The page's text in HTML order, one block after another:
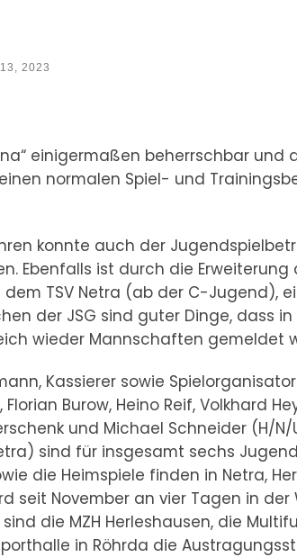
2023
einigermaßen beherrschbar und
normalen Spiel- und
konnte auch der
Ebenfalls ist durch die Erweiterung
TSV Netra (ab der C-Jugend),
der JSG sind guter Dinge, dass
wieder Mannschaften gemeldet
Kassierer sowie
Burow, Heino Reif, Volkhard
und Michael Schneider (H/
sind für insgesamt sechs
die Heimspiele finden in Netra,
seit November an vier Tagen in der
die MZH Herleshausen, die
in Röhrda die